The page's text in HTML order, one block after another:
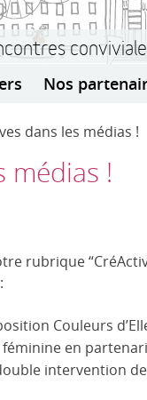
Nos
dans les médias !
médias !
rubrique
Couleurs
en
intervention